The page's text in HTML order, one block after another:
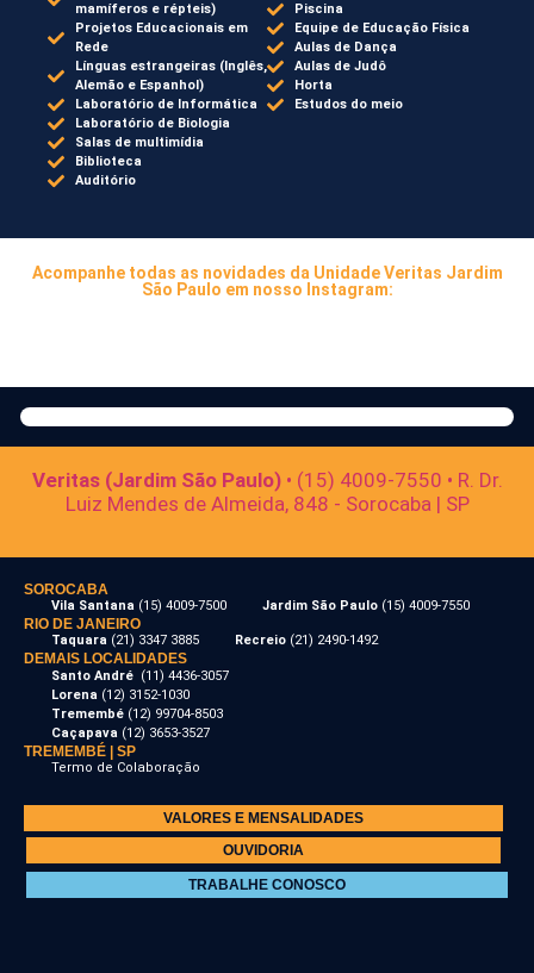
mamíferos e répteis)
Projetos Educacionais em
Rede
Línguas estrangeiras (Inglês,
Alemão e Espanhol)
Laboratório de Informática
Laboratório de Biologia
Salas de multimídia
Biblioteca
Auditório
Piscina
Equipe de Educação Física
Aulas de Dança
Aulas de Judô
Horta
Estudos do meio
Acompanhe todas as novidades da Unidade Veritas Jardim
São Paulo em nosso Instagram:
Veritas (Jardim São Paulo)• (15) 4009-7550 • R. Dr.
Luiz Mendes de Almeida, 848 - Sorocaba | SP
SOROCABA
Vila Santana (15) 4009-7500 Jardim São Paulo (15) 4009-7550
RIO DE JANEIRO
Taquara (21) 3347 3885 Recreio (21) 2490-1492
DEMAIS LOCALIDADES
Santo André (11) 4436-3057
Lorena (12) 3152-1030
Tremembé (12) 99704-8503
Caçapava (12) 3653-3527
TREMEMBÉ | SP
Termo de Colaboração
VALORES E MENSALIDADES
OUVIDORIA
TRABALHE CONOSCO